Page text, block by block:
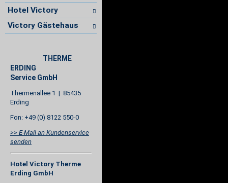
Hotel Victory
Victory Gästehaus
THERME
ERDING
Service GmbH
Thermenallee 1 | 85435
Erding
Fon: +49 (0) 8122 550-0
>> E-Mail an Kundenservice
senden
Hotel Victory Therme
Erding GmbH